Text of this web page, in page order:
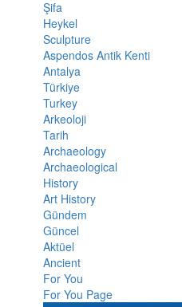
Şifa
Heykel
Sculpture
Aspendos Antik Kenti
Antalya
Türkiye
Turkey
Arkeoloji
Tarih
Archaeology
Archaeological
History
Art History
Gündem
Güncel
Aktüel
Ancient
For You
For You Page